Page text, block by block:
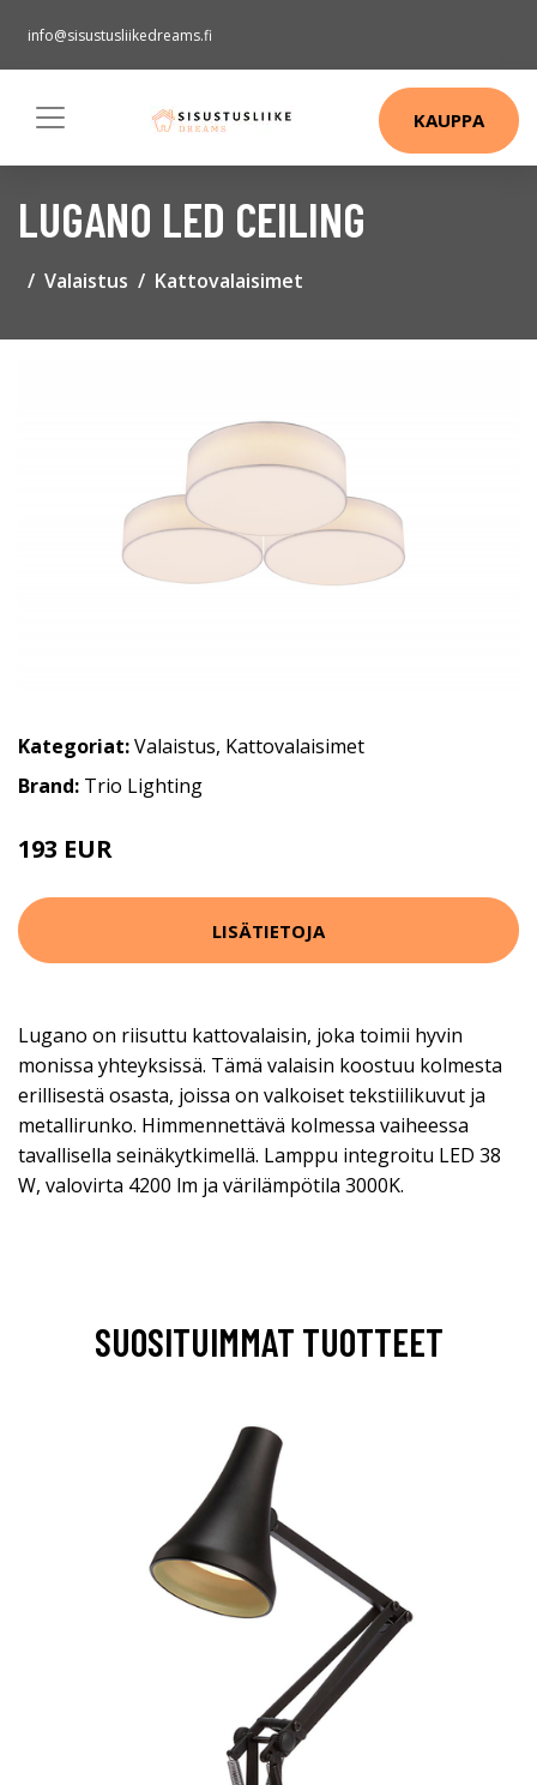
info@sisustusliikedreams.fi
KAUPPA
LUGANO LED CEILING
Valaistus Kattovalaisimet
Kategoriat:Valaistus, Kattovalaisimet
Brand: Trio Lighting
193 EUR
LISÄTIETOJA
Lugano on riisuttu kattovalaisin, joka toimii hyvin
monissa yhteyksissä. Tämä valaisin koostuu kolmesta
erillisestä osasta, joissa on valkoiset tekstiilikuvut ja
metallirunko. Himmennettävä kolmessa vaiheessa
tavallisella seinäkytkimellä. Lamppu integroitu LED 38
W, valovirta 4200 lm ja värilämpötila 3000K.
SUOSITUIMMAT TUOTTEET